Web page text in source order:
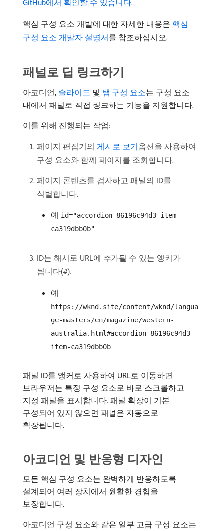
GitHub에서 확인할 수 있습니다.
핵심 구성 요소 개발에 대한 자세한 내용은 핵심
구성 요소 개발자 설명서를 참조하십시오.
패널로 딥 링크하기
아코디언, 슬라이드 및 탭 구성 요소는 구성 요소
내에서 패널로 직접 링크하는 기능을 지원합니다.
이를 위해 진행되는 작업:
페이지 편집기의 게시로 보기​옵션을 사용하여
구성 요소와 함께 페이지를 조회합니다.
페이지 콘텐츠를 검사하고 패널의 ID를
식별합니다.
예 id="accordion-86196c94d3-item-
ca319dbb0b"
ID는 해시로 URL에 추가될 수 있는 앵커가
됩니다(#).
예
https://wknd.site/content/wknd/langua
ge-masters/en/magazine/western-
australia.html#accordion-86196c94d3-
item-ca319dbb0b
패널 ID를 앵커로 사용하여 URL로 이동하면
브라우저는 특정 구성 요소로 바로 스크롤하고
지정 패널을 표시합니다. 패널 확장이 기본
구성되어 있지 않으면 패널은 자동으로
확장됩니다.
아코디언 및 반응형 디자인
모든 핵심 구성 요소는 완벽하게 반응하도록
설계되어 여러 장치에서 원활한 경험을
보장합니다.
아코디언 구성 요소와 같은 일부 고급 구성 요소는